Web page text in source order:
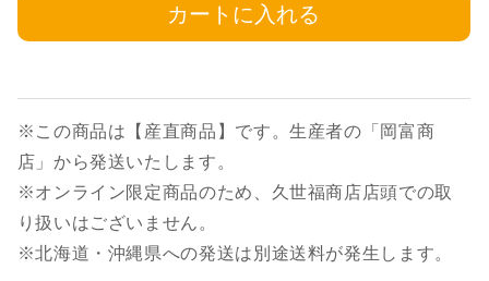
カートに入れる
※この商品は【産直商品】です。生産者の「岡富商
店」から発送いたします。
※オンライン限定商品のため、久世福商店店頭での取
り扱いはございません。
※北海道・沖縄県への発送は別途送料が発生します。